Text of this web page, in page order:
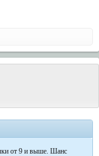
от 9 и выше. Шанс